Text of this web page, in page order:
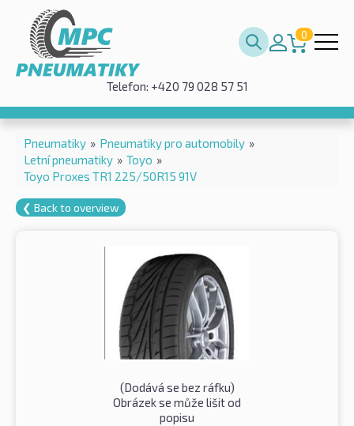
0
Telefon: +420 79 028 57 51
Pneumatiky » Pneumatiky pro automobily »
Letní pneumatiky » Toyo »
Toyo Proxes TR1 225/50R15 91V
❮ Back to overview
(Dodává se bez ráfku)
Obrázek se může lišit od
popisu